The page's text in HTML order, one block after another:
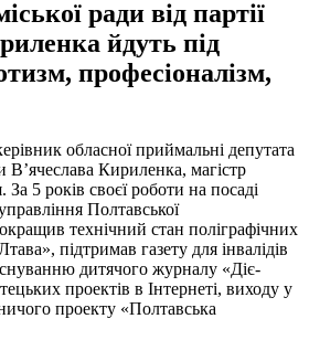
ради від партії
йдуть під
професіоналізм,
обласної приймальні депутата
В’ячеслава Кириленка, магістр
5 років своєї роботи на посаді
Полтавської
технічний стан поліграфічних
підтримав газету для інвалідів
дитячого журналу «Діє-
проектів в Інтернеті, виходу у
проекту «Полтавська